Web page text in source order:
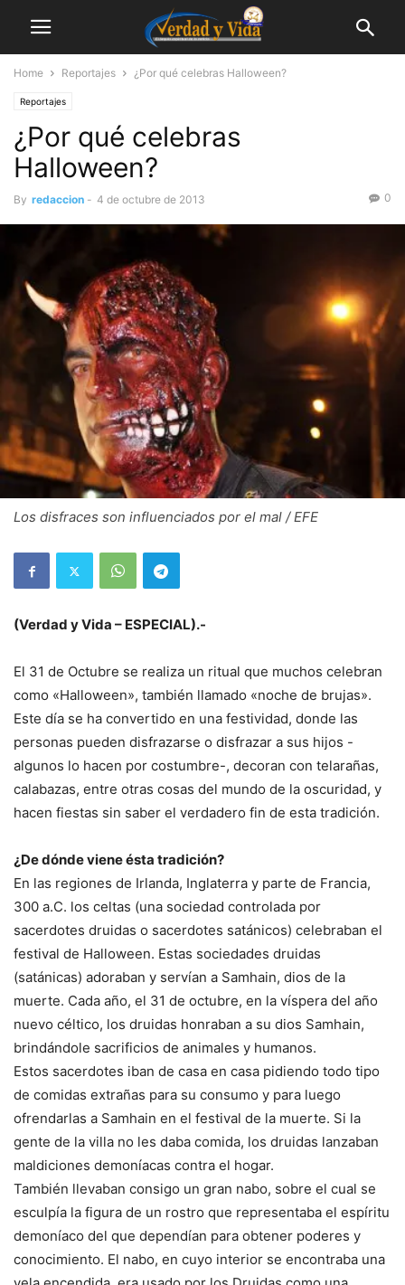
Home Reportajes ¿Por qué celebras Halloween?
Reportajes
¿Por qué celebras
Halloween?
By redaccion - 4 de octubre de 2013 0
Los disfraces son influenciados por el mal / EFE
(Verdad y Vida – ESPECIAL).-
El 31 de Octubre se realiza un ritual que muchos celebran
como «Halloween», también llamado «noche de brujas».
Este día se ha convertido en una festividad, donde las
personas pueden disfrazarse o disfrazar a sus hijos -
algunos lo hacen por costumbre-, decoran con telarañas,
calabazas, entre otras cosas del mundo de la oscuridad, y
hacen fiestas sin saber el verdadero fin de esta tradición.
¿De dónde viene ésta tradición?
En las regiones de Irlanda, Inglaterra y parte de Francia,
300 a.C. los celtas (una sociedad controlada por
sacerdotes druidas o sacerdotes satánicos) celebraban el
festival de Halloween. Estas sociedades druidas
(satánicas) adoraban y servían a Samhain, dios de la
muerte. Cada año, el 31 de octubre, en la víspera del año
nuevo céltico, los druidas honraban a su dios Samhain,
brindándole sacrificios de animales y humanos.
Estos sacerdotes iban de casa en casa pidiendo todo tipo
de comidas extrañas para su consumo y para luego
ofrendarlas a Samhain en el festival de la muerte. Si la
gente de la villa no les daba comida, los druidas lanzaban
maldiciones demoníacas contra el hogar.
También llevaban consigo un gran nabo, sobre el cual se
esculpía la figura de un rostro que representaba el espíritu
demoníaco del que dependían para obtener poderes y
conocimiento. El nabo, en cuyo interior se encontraba una